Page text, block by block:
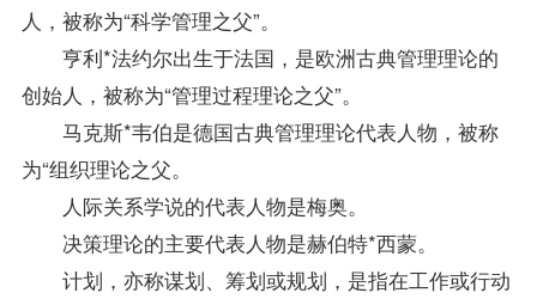
人，被称为“科学管理之父”。
亨利*法约尔出生于法国，是欧洲古典管理理论的
创始人，被称为“管理过程理论之父”。
马克斯*韦伯是德国古典管理理论代表人物，被称
为“组织理论之父。
人际关系学说的代表人物是梅奥。
决策理论的主要代表人物是赫伯特*西蒙。
计划，亦称谋划、筹划或规划，是指在工作或行动